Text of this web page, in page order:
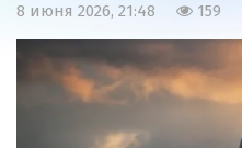
8 июня 2026, 21:48 159